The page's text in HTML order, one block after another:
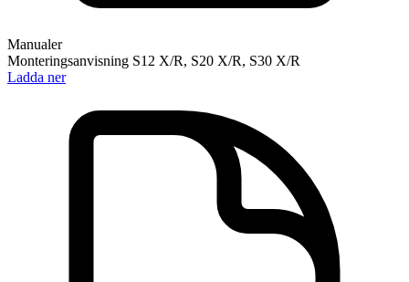
Manualer
Monteringsanvisning S12 X/R, S20 X/R, S30 X/R
Ladda ner